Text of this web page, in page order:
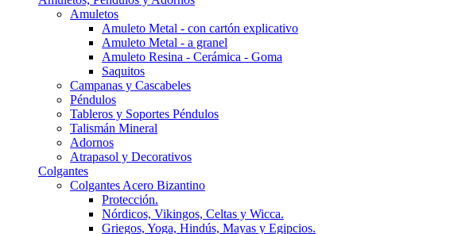
Amuletos
Amuleto Metal - con cartón explicativo
Amuleto Metal - a granel
Amuleto Resina - Cerámica - Goma
Saquitos
Campanas y Cascabeles
Péndulos
Tableros y Soportes Péndulos
Talismán Mineral
Adornos
Atrapasol y Decorativos
Colgantes
Colgantes Acero Bizantino
Protección.
Nórdicos, Vikingos, Celtas y Wicca.
Griegos, Yoga, Hindús, Mayas y Egipcios.